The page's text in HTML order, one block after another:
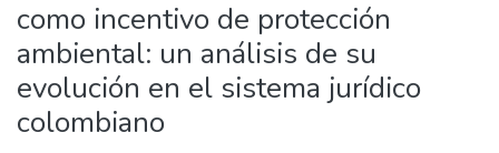
All of DSpace
como incentivo de protección
ambiental: un análisis de su
evolución en el sistema jurídico
colombiano